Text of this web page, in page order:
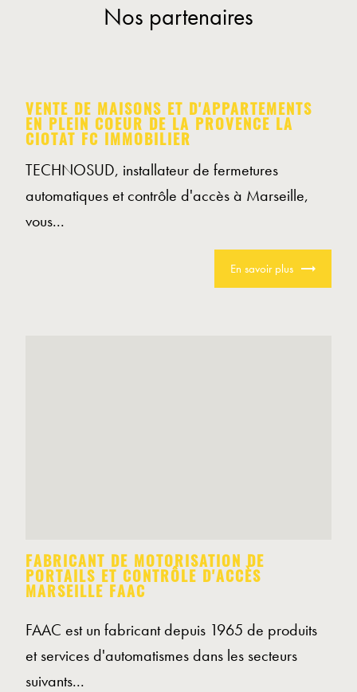
Nos partenaires
VENTE DE MAISONS ET D'APPARTEMENTS
EN PLEIN COEUR DE LA PROVENCE LA
CIOTAT FC IMMOBILIER
TECHNOSUD, installateur de fermetures
automatiques et contrôle d'accès à Marseille,
vous...
En savoir plus
FABRICANT DE MOTORISATION DE
PORTAILS ET CONTRÔLE D'ACCÈS
MARSEILLE FAAC
FAAC est un fabricant depuis 1965 de produits
et services d'automatismes dans les secteurs
suivants...